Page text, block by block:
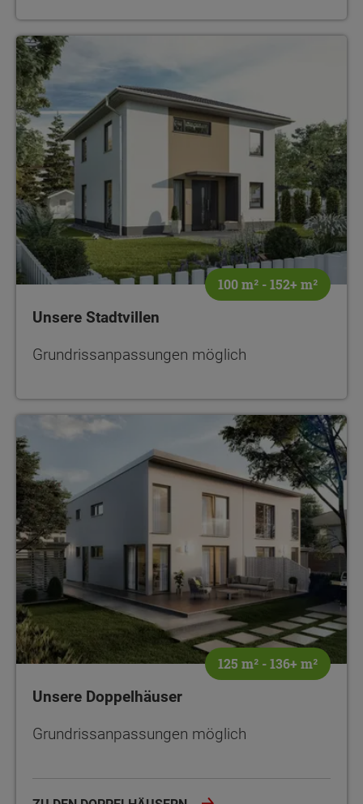
100 m² - 152+ m²
Unsere Stadtvillen
Grundrissanpassungen möglich
Unsere Doppelhäuser
125 m² - 136+ m²
Unsere Doppelhäuser
Grundrissanpassungen möglich